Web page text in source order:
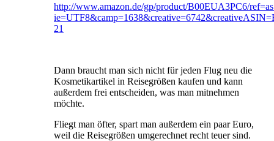
http://www.amazon.de/gp/product/B00EUA3PC6/
21
Dann braucht man sich nicht für jeden Flug neu die
Kosmetikartikel in Reisegrößen kaufen und kann
außerdem frei entscheiden, was man mitnehmen
möchte.
Fliegt man öfter, spart man außerdem ein paar Euro,
weil die Reisegrößen umgerechnet recht teuer sind.